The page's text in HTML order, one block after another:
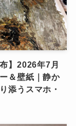
】2026年7月
＆壁紙｜静か
添うスマホ・